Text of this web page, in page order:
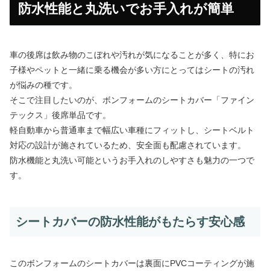
防水性能と丸洗いでお手入れが簡単
車の後席は飲み物のこぼれや汚れが気になることが多く、特にお
子様やペットと一緒に乗る機会が多い方にとってはシートの汚れ
が悩みの種です。
そこで注目したいのが、ボンフォームのシートカバー「ファイン
テックス」後席単品です。
軽自動車から普通車まで幅広い車種にフィットし、シートベルト
対応の設計が施されているため、安全面も配慮されています。
防水機能と丸洗い可能というお手入れのしやすさも魅力の一つで
す。
シートカバーの防水性能がもたらす安心感
このボンフォームのシートカバーは裏面にPVCコーティングが施